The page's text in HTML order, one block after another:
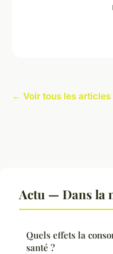
← Voir tous les articles
Actu — Dans la
Quels effets la
santé ?